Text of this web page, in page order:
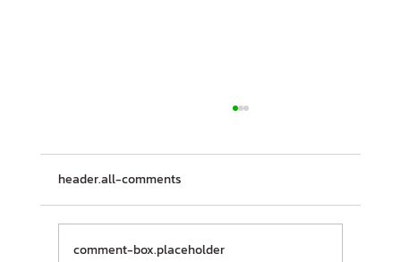
header.all-comments
comment-box.placeholder